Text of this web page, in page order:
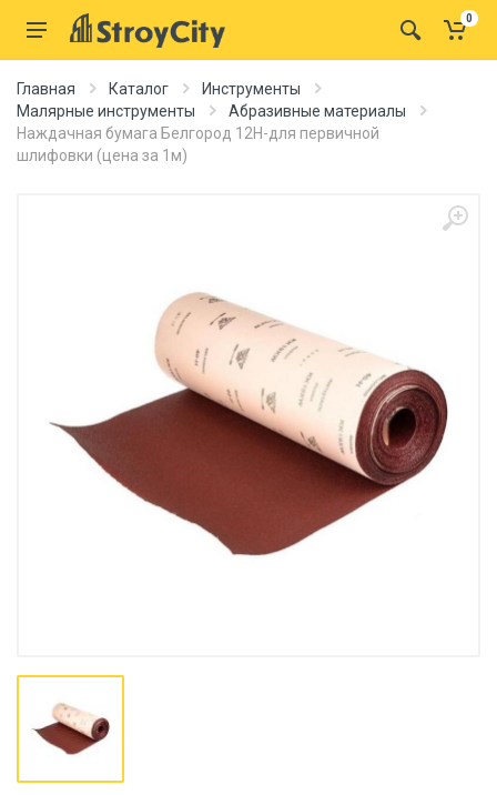
0
Главная Каталог
Инструменты
Малярные инструменты
Абразивные материалы
Наждачная бумага Белгород 12H-для первичной
шлифовки (цена за 1м)